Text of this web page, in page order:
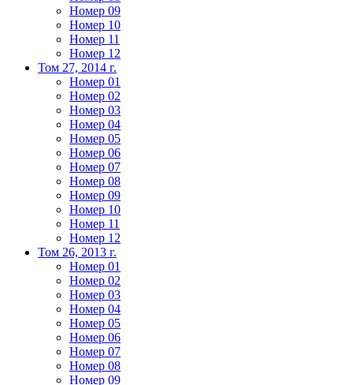
Номер 09
Номер 10
Номер 11
Номер 12
Том 27, 2014 г.
Номер 01
Номер 02
Номер 03
Номер 04
Номер 05
Номер 06
Номер 07
Номер 08
Номер 09
Номер 10
Номер 11
Номер 12
Том 26, 2013 г.
Номер 01
Номер 02
Номер 03
Номер 04
Номер 05
Номер 06
Номер 07
Номер 08
Номер 09